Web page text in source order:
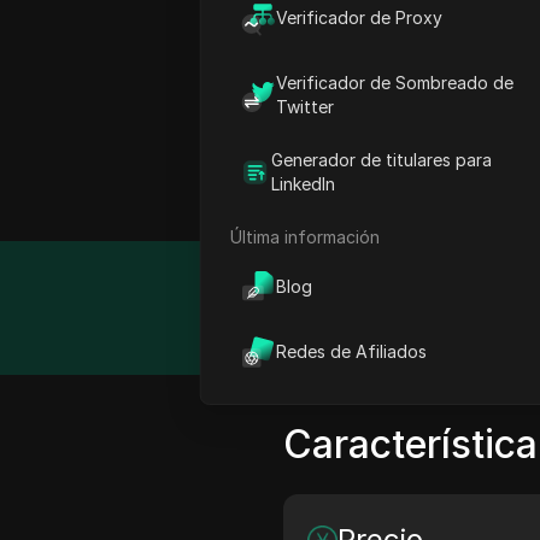
Verificador de Proxy
Verificador de Sombreado de
Twitter
Generador de titulares para
LinkedIn
Última información
Blog
Redes de Afiliados
Cuando se trata de
satisfacer la creciente
está la razón por la que
descuento exclusivo del
Detalle
Característica